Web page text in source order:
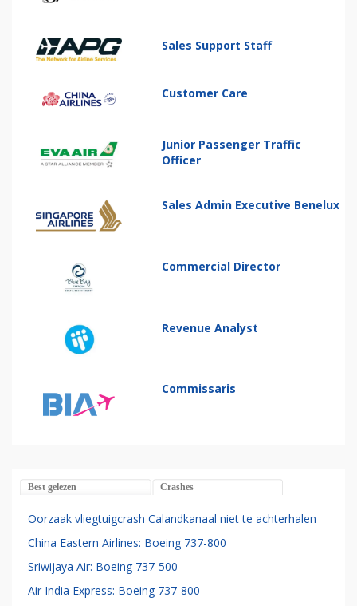
Sales Support Staff
Customer Care
Junior Passenger Traffic
Officer
Sales Admin Executive Benelux
Commercial Director
Revenue Analyst
Commissaris
Best gelezen Crashes
Oorzaak vliegtuigcrash Calandkanaal niet te achterhalen
China Eastern Airlines: Boeing 737-800
Sriwijaya Air: Boeing 737-500
Air India Express: Boeing 737-800